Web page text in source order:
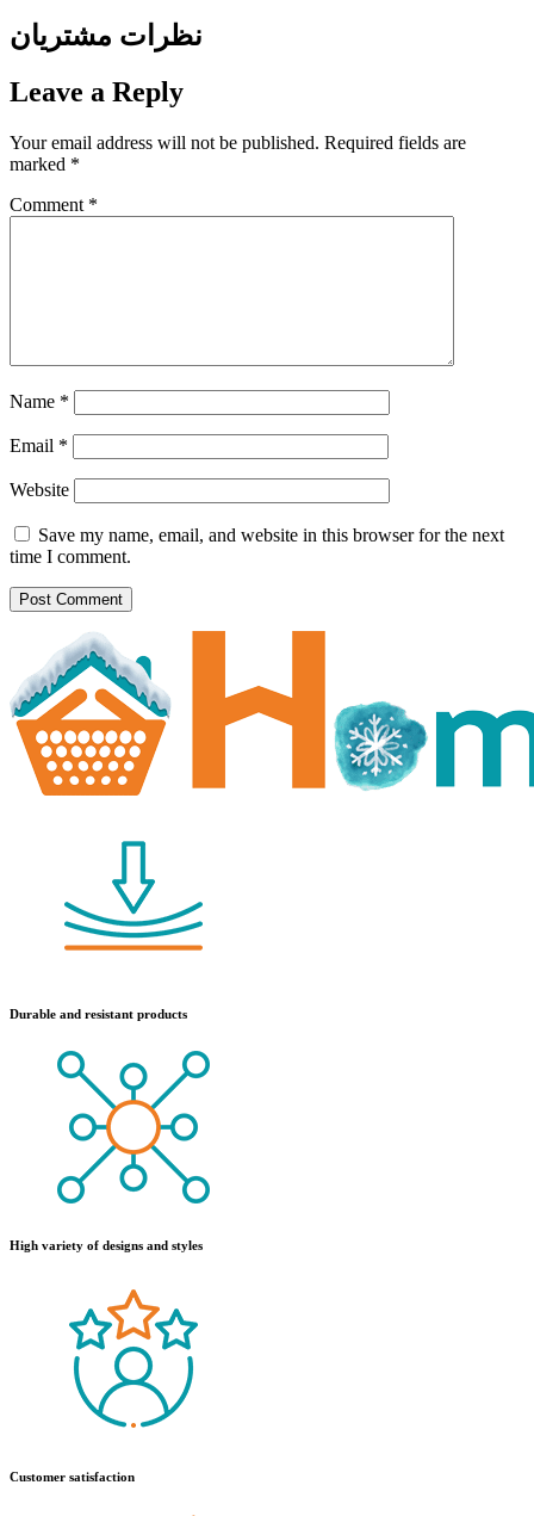
نظرات مشتریان
Leave a Reply
Your email address will not be published. Required fields are
marked *
Comment *
Name *
Email *
Website
Save my name, email, and website in this browser for the next
time I comment.
Durable and resistant products
High variety of designs and styles
Customer satisfaction